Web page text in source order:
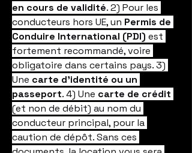
en cours de validité. 2) Pour les
conducteurs hors UE, un Permis de
Conduire International (PDI) est
fortement recommandé, voire
obligatoire dans certains pays. 3)
Une carte d'identité ou un
passeport. 4) Une carte de crédit
(et non de débit) au nom du
conducteur principal, pour la
caution de dépôt. Sans ces